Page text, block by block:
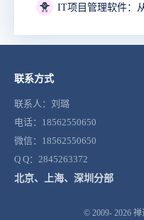
🐥 IT项目管理软件：
联系方式
联系人：刘璐
电话：18562550650
微信：18562550650
Q Q：2845263372
北京、上海、深圳分部
© 2009- 2026 禅